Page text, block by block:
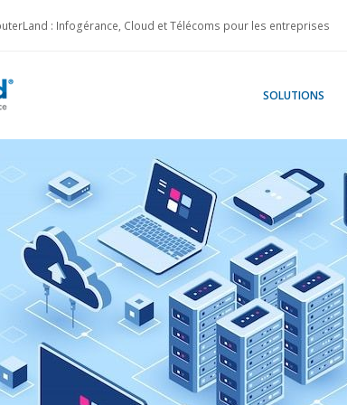
: Infogérance, Cloud et Télécoms pour les entreprises
SOLUTIONS